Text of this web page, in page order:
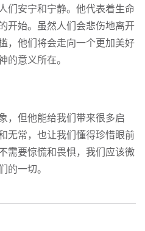
们安宁和宁静。他代表着生命
开始。虽然人们会悲伤地离开
，他们将会走向一个更加美好
意义所在。
，但他能给我们带来很多启
无常，也让我们懂得珍惜眼前
需要惊慌和畏惧，我们应该微
一切。